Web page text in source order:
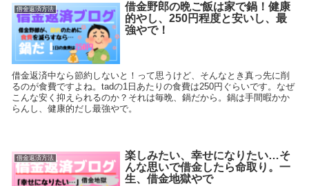
借金返済方法
借金野郎の晩ご飯は家で鍋！健康
的やし、250円程度と安いし、最
強やで！
借金返済中なら節約しないと！って思うけど、そんなとき真っ先に削
るのが食費ですよね。tadの1日あたりの食費は250円ぐらいです。なぜ
こんな安く抑えられるのか？それは毎晩、鍋だから。鍋は手間暇かか
らんし、健康的だし最強やで。
借金返済方法
楽しみたい、幸せになりたい…そ
んな思いで借金したら命取り。一
生、借金地獄やで